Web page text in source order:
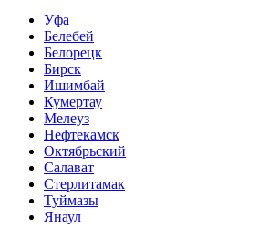
Уфа
Белебей
Белорецк
Бирск
Ишимбай
Кумертау
Мелеуз
Нефтекамск
Октябрьский
Салават
Стерлитамак
Туймазы
Янаул